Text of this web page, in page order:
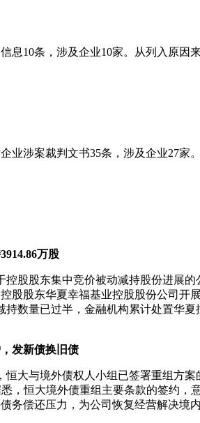
息10条，涉及企业10家。从列入原因
涉案裁判文书35条，涉及企业27家
万股
股东集中竞价被动减持股份进展的
股股东华夏幸福基业控股股份公司开
持数量已过半，金融机构累计处置华
发新债换旧债
与境外债权人小组已签署重组方案
，恒大境外债重组主要条款的签约
务偿还压力，为公司恢复经营解决境